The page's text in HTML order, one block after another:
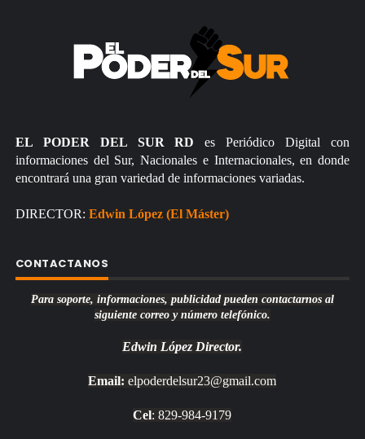
EL PODER DEL SUR RD es Periódico Digital con
informaciones del Sur, Nacionales e Internacionales, en donde
encontrará una gran variedad de informaciones variadas.
DIRECTOR: Edwin López (El Máster)
CONTACTANOS
Para soporte, informaciones, publicidad pueden contactarnos al
siguiente correo y número telefónico.
Edwin López Director.
Email: elpoderdelsur23@gmail.com
Cel: 829-984-9179